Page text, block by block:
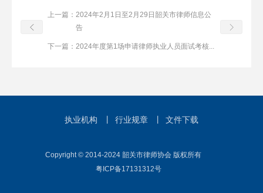
上一篇： 2024年2月1日至2月29日韶关市律师信息公
告
下一篇： 2024年度第1场申请律师执业人员面试考核...
执业机构 行业规章 文件下载
Copyright © 2014-2024 韶关市律师协会 版权所有
粤ICP备17131312号